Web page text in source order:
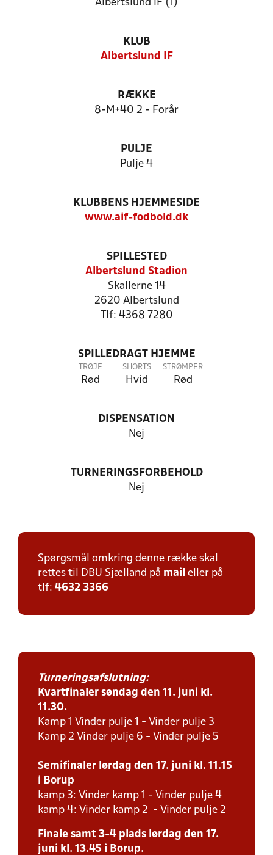
Albertslund IF (1)
KLUB
Albertslund IF
RÆKKE
8-M+40 2 - Forår
PULJE
Pulje 4
KLUBBENS HJEMMESIDE
www.aif-fodbold.dk
SPILLESTED
Albertslund Stadion
Skallerne 14
2620 Albertslund
Tlf: 4368 7280
SPILLEDRAGT HJEMME
TRØJE
Rød
SHORTS
Hvid
STRØMPER
Rød
DISPENSATION
Nej
TURNERINGSFORBEHOLD
Nej
Spørgsmål omkring denne række skal
rettes til DBU Sjælland på mail eller på
tlf: 4632 3366
Turneringsafslutning:
Kvartfinaler søndag den 11. juni kl.
11.30.
Kamp 1 Vinder pulje 1 - Vinder pulje 3
Kamp 2 Vinder pulje 6 - Vinder pulje 5
Semifinaler lørdag den 17. juni kl. 11.15
i Borup
kamp 3: Vinder kamp 1 - Vinder pulje 4
kamp 4: Vinder kamp 2 - Vinder pulje 2
Finale samt 3-4 plads lørdag den 17.
juni kl. 13.45 i Borup.